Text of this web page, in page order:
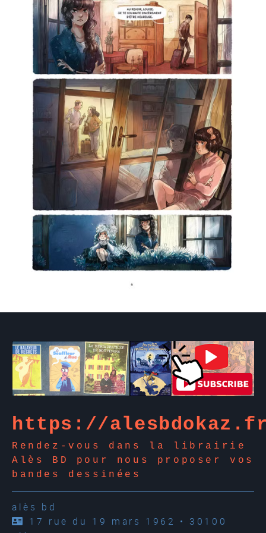
https://
Rendez-vous dans la librairie
Alès BD pour nous proposer vos
bandes dessinées
alès bd
17 rue du 19 mars 1962 • 30100